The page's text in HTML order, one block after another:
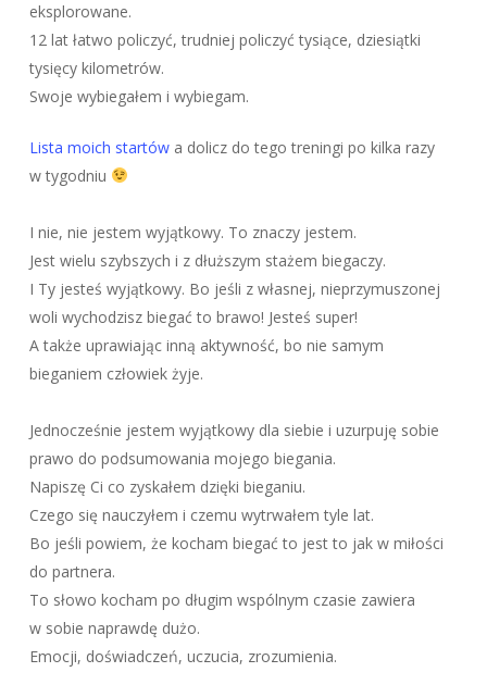
eksplorowane.
12 lat łatwo policzyć, trudniej policzyć tysiące, dziesiątki
tysięcy kilometrów.
Swoje wybiegałem i wybiegam.
Lista moich startówa dolicz do tego treningi po kilka razy
w tygodniu
I nie, nie jestem wyjątkowy. To znaczy jestem.
Jest wielu szybszych i z dłuższym stażem biegaczy.
I Ty jesteś wyjątkowy. Bo jeśli z własnej, nieprzymuszonej
woli wychodzisz biegać to brawo! Jesteś super!
A także uprawiając inną aktywność, bo nie samym
bieganiem człowiek żyje.
Jednocześnie jestem wyjątkowy dla siebie i uzurpuję sobie
prawo do podsumowania mojego biegania.
Napiszę Ci co zyskałem dzięki bieganiu.
Czego się nauczyłem i czemu wytrwałem tyle lat.
Bo jeśli powiem, że kocham biegać to jest to jak w miłości
do partnera.
To słowo kocham po długim wspólnym czasie zawiera
w sobie naprawdę dużo.
Emocji, doświadczeń, uczucia, zrozumienia.